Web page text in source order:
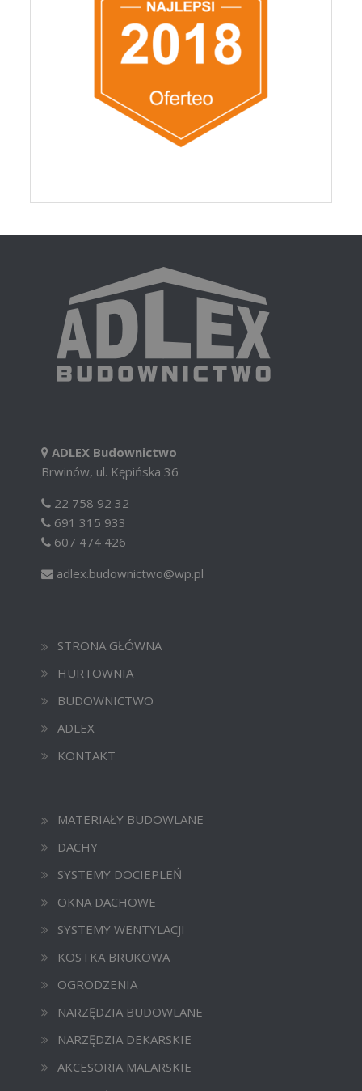
ADLEX Budownictwo
Brwinów, ul. Kępińska 36
22 758 92 32
691 315 933
607 474 426
adlex.budownictwo@wp.pl
STRONA GŁÓWNA
HURTOWNIA
BUDOWNICTWO
ADLEX
KONTAKT
MATERIAŁY BUDOWLANE
DACHY
SYSTEMY DOCIEPLEŃ
OKNA DACHOWE
SYSTEMY WENTYLACJI
KOSTKA BRUKOWA
OGRODZENIA
NARZĘDZIA BUDOWLANE
NARZĘDZIA DEKARSKIE
AKCESORIA MALARSKIE